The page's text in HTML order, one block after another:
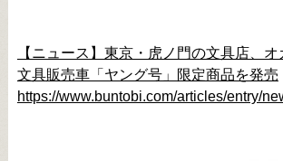
【ニュース】東京・虎ノ門の文具店、
文具販売車「ヤング号」限定商品を発売
https://www.buntobi.com/articles/entry/